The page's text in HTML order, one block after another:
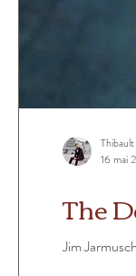
The
Jim
16 mai